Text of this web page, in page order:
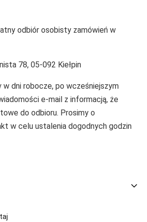
odbiór osobisty zamówień w
78, 05-092 Kiełpin
w dni robocze, po wcześniejszym
e-mail z informacją, że
do odbioru. Prosimy o
w celu ustalenia dogodnych godzin